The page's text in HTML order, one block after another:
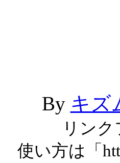
By キズ
リン
使い方は「